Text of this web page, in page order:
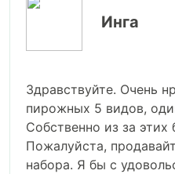
Инга
Здравствуйте. Очень
пирожных 5 видов,
Собственно из за этих
Пожалуйста,
набора. Я бы с